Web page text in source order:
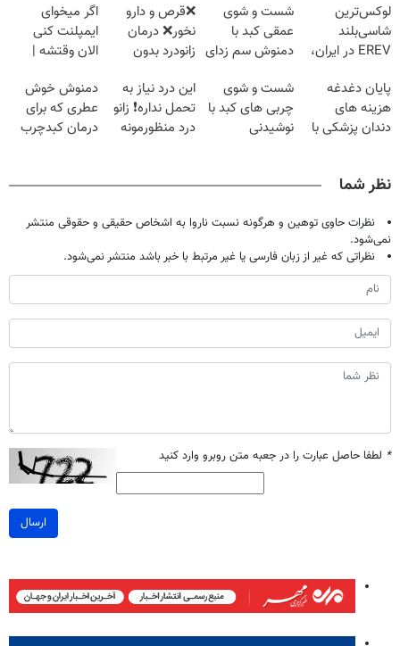
لوکس‌ترین
شاسی‌بلند
EREV در ایران،
رونمایی شد!
شست و شوی
عمقی کبد با
دمنوش سم زدای
❌قرص‌ و دارو
نخور❌ درمان
زانودرد بدون
اگر میخوای
ایمپلنت کنی
الان وقتشه |
میلیون تومان!!!
پایان دغدغه
هزینه های
دندان پزشکی با
شست و شوی
چربی های کبد با
نوشیدنی
این درد نیاز به
تحمل نداره❗ زانو
درد منظورمونه
دمنوش خوش
عطری که برای
درمان کبدچرب
نظر شما
نظرات حاوی توهین و هرگونه نسبت ناروا به اشخاص حقیقی و حقوقی منتشر
نمی‌شود.
نظراتی که غیر از زبان فارسی یا غیر مرتبط با خبر باشد منتشر نمی‌شود.
* لطفا حاصل عبارت را در جعبه متن روبرو وارد کنید
ارسال